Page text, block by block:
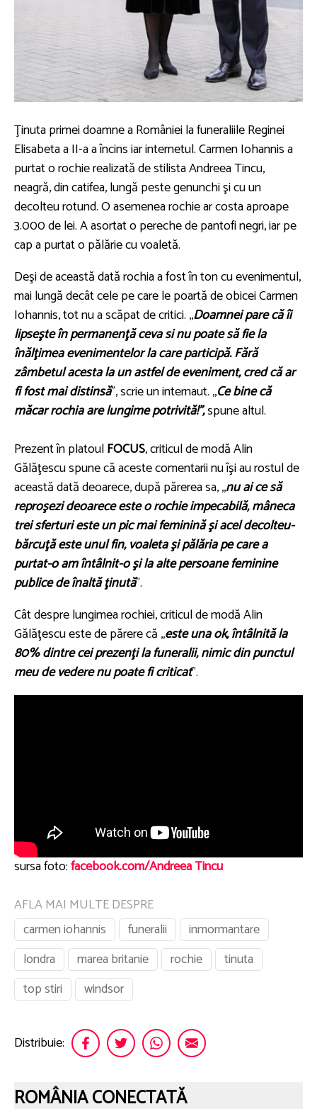
Ţinuta primei doamne a României la funeraliile Reginei
Elisabeta a II-a a încins iar internetul. Carmen Iohannis a
purtat o rochie realizată de stilista Andreea Tincu,
neagră, din catifea, lungă peste genunchi şi cu un
decolteu rotund. O asemenea rochie ar costa aproape
3.000 de lei. A asortat o pereche de pantofi negri, iar pe
cap a purtat o pălărie cu voaletă.
Deşi de această dată rochia a fost în ton cu evenimentul,
mai lungă decât cele pe care le poartă de obicei Carmen
Iohannis, tot nu a scăpat de critici. ,,Doamnei pare că îi
lipseşte în permanenţă ceva si nu poate să fie la
înălţimea evenimentelor la care participă. Fără
zâmbetul acesta la un astfel de eveniment, cred că ar
fi fost mai distinsă”, scrie un internaut. ,,Ce bine că
măcar rochia are lungime potrivită!”,spune altul.
Prezent în platoulFOCUS, criticul de modă Alin
Gălăţescu spune că aceste comentarii nu îşi au rostul de
această dată deoarece, după părerea sa, ,,nu ai ce să
reproşezi deoarece este o rochie impecabilă, mâneca
trei sferturi este un pic mai feminină şi acel decolteu-
bărcuţă este unul fin, voaleta şi pălăria pe care a
purtat-o am întâlnit-o şi la alte persoane feminine
publice de înaltă ţinută".
Cât despre lungimea rochiei, criticul de modă Alin
Gălăţescu este de părere că ,,este una ok, întâlnită la
80% dintre cei prezenţi la funeralii, nimic din punctul
meu de vedere nu poate fi criticat".
sursa foto:facebook.com/Andreea Tincu
AFLA MAI MULTE DESPRE
carmen iohannis
funeralii
inmormantare
londra
marea britanie rochie
tinuta
top stiri
windsor
Distribuie:
ROMÂNIA CONECTATĂ